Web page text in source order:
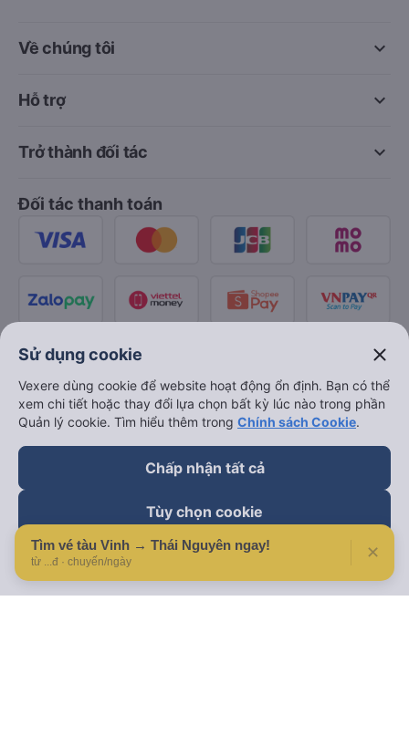
Tìm vé tàu Vinh → Thái Nguyên ngay!
từ ...đ · chuyến/ngày ✕
keyboard_arrow_down
Về chúng tôi
keyboard_arrow_down
Hỗ trợ
keyboard_arrow_down
Trở thành đối tác
Đối tác thanh toán
Sử dụng cookie close
Vexere dùng cookie để website hoạt động ổn định. Bạn có thể
xem chi tiết hoặc thay đổi lựa chọn bất kỳ lúc nào trong phần
Quản lý cookie. Tìm hiểu thêm trong Chính sách Cookie.
Chấp nhận tất cả
Tùy chọn cookie
Từ chối